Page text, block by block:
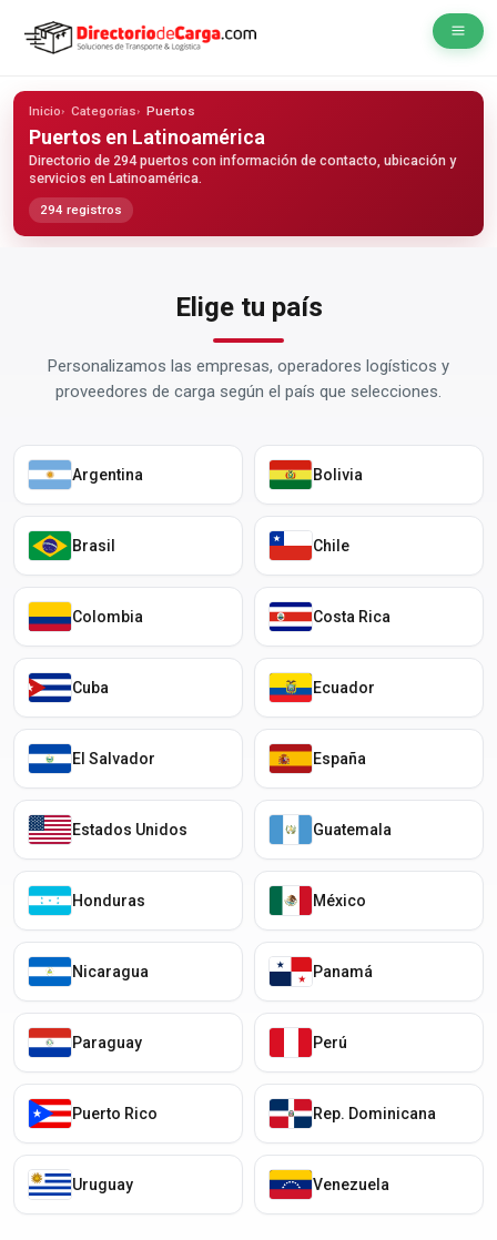
Inicio Categorías Puertos
Puertos en Latinoamérica
Directorio de 294 puertos con información de contacto, ubicación y
servicios en Latinoamérica.
294 registros
Elige tu país
Personalizamos las empresas, operadores logísticos y
proveedores de carga según el país que selecciones.
Argentina Bolivia
Brasil Chile
Colombia Costa Rica
Cuba Ecuador
El Salvador España
Estados Unidos Guatemala
Honduras México
Nicaragua Panamá
Paraguay Perú
Puerto Rico Rep. Dominicana
Uruguay Venezuela